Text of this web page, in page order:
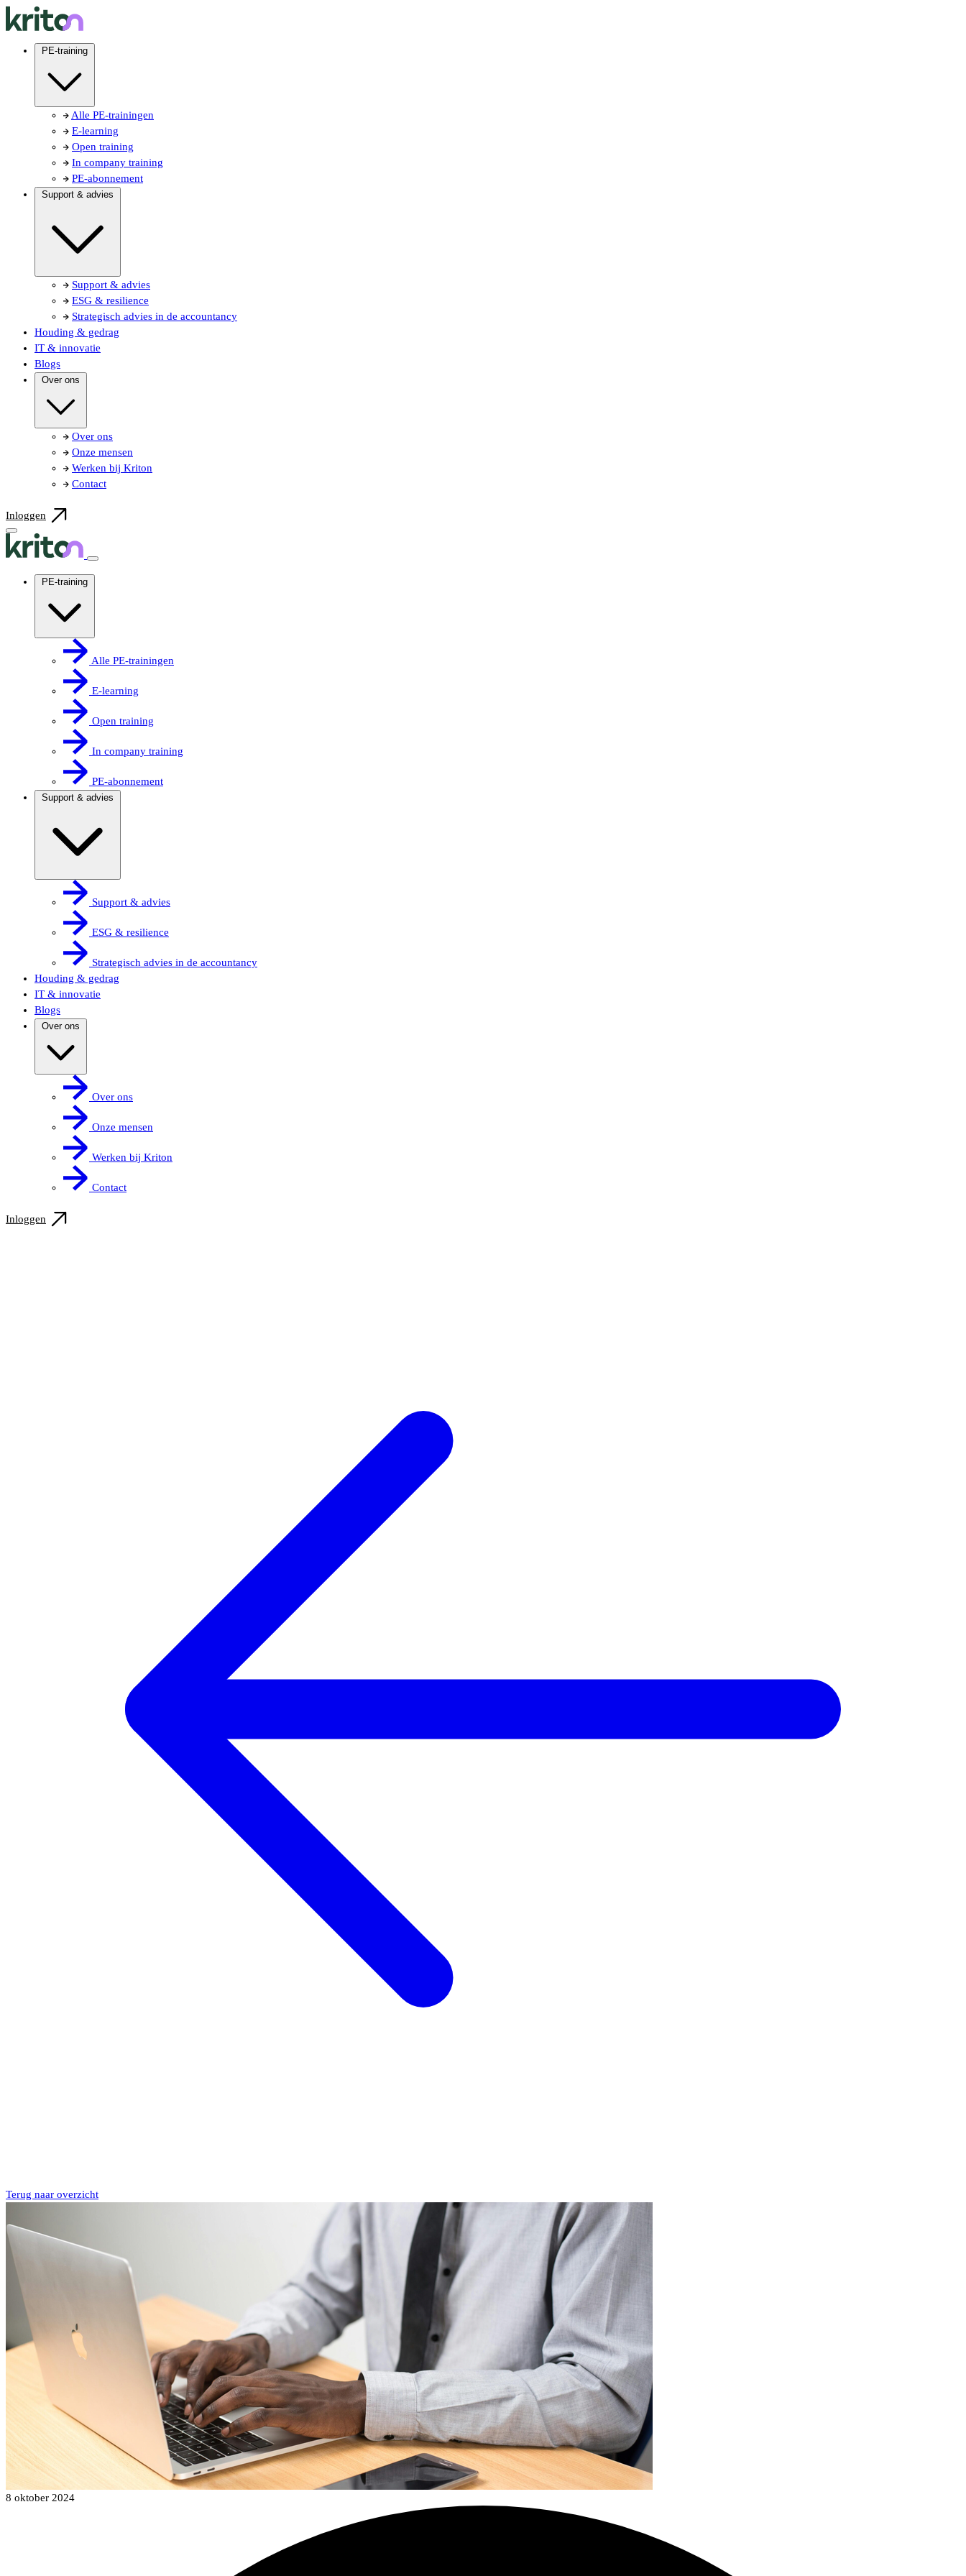
PE-training
Alle PE-trainingen
E-learning
Open training
In company training
PE-abonnement
Support & advies
Support & advies
ESG & resilience
Strategisch advies in de accountancy
Houding & gedrag
IT & innovatie
Blogs
Over ons
Over ons
Onze mensen
Werken bij Kriton
Contact
Inloggen
PE-training
Alle PE-trainingen
E-learning
Open training
In company training
PE-abonnement
Support & advies
Support & advies
ESG & resilience
Strategisch advies in de accountancy
Houding & gedrag
IT & innovatie
Blogs
Over ons
Over ons
Onze mensen
Werken bij Kriton
Contact
Inloggen
Terug naar overzicht
8 oktober 2024